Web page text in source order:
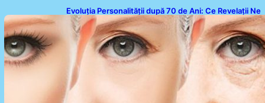
Evoluția Personalității după 70 de Ani: Ce Revelații Ne
Oferă Studiile Psihologice